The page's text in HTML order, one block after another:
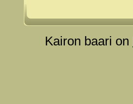
Kairon baari on